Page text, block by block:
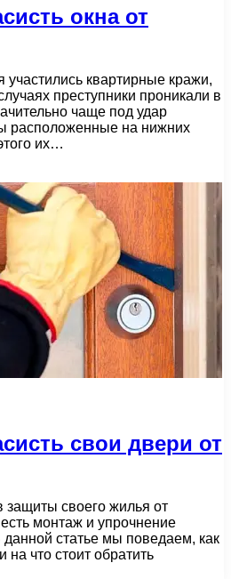
окна от
участились квартирные кражи,
преступники проникали в
чаще под удар
расположенные на нижних
их…
свои двери от
защиты своего жилья от
монтаж и упрочнение
статье мы поведаем, как
на что стоит обратить